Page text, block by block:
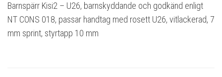
Barnspärr Kisi2 – U26, barnskyddande och godkänd enligt
NT CONS 018, passar handtag med rosett U26, vitlackerad, 7
mm sprint, styrtapp 10 mm